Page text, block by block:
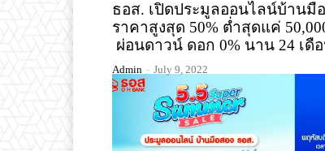
ธอส. เปิดประมูลออนไลน์บ้านมื
ราคาสูงสุด 50% ต่ำสุดแค่
ผ่อนดาวน์ ดอก 0% นาน 24 เดื
Admin - July 9, 2022